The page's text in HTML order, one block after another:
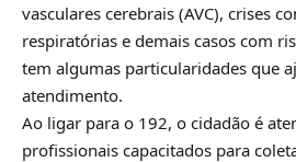
vasculares cerebrais (AVC), crises
respiratórias e demais casos com
tem algumas particularidades que
atendimento.
Ao ligar para o 192, o cidadão é
profissionais capacitados para